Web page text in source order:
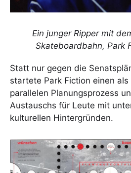
Ein junger Ripper mit
Skateboardbahn, Park
Statt nur gegen die
startete Park Fiction einen
parallelen Planungsprozess
Austauschs für Leute mit
kulturellen Hintergründen.